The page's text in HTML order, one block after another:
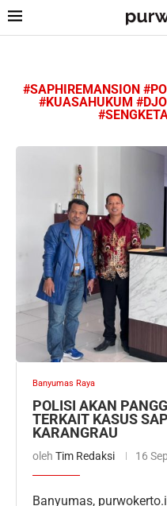
#SAPHIREMANSION
#KUASAHUKUM
Banyumas Raya
POLISI AKAN
TERKAIT KASUS
KARANGRAU
oleh Tim Redaksi 16
Banyumas,